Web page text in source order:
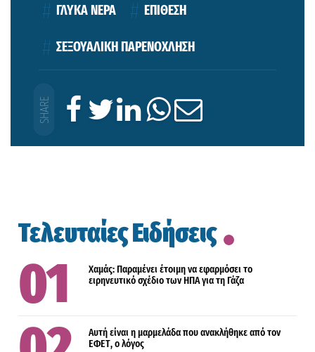
ΓΛΥΚΑ ΝΕΡΑ ΕΠΙΘΕΣΗ
ΣΕΞΟΥΑΛΙΚΗ ΠΑΡΕΝΟΧΛΗΣΗ
Τελευταίες Ειδήσεις
Χαμάς: Παραμένει έτοιμη να εφαρμόσει το
ειρηνευτικό σχέδιο των ΗΠΑ για τη Γάζα
Αυτή είναι η μαρμελάδα που ανακλήθηκε από τον
ΕΦΕΤ, ο λόγος